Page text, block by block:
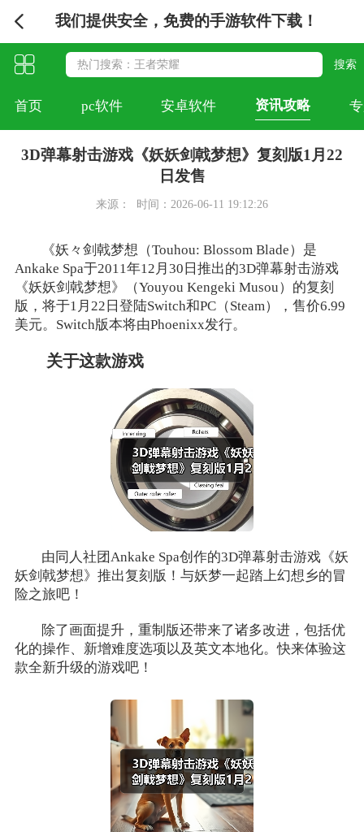
我们提供安全，免费的手游软件下载！
首页 pc软件 安卓软件 资讯攻略
3D弹幕射击游戏《妖妖剑戟梦想》复刻版1月22
日发售
来源： 时间：2026-06-11 19:12:26
《妖々剑戟梦想（Touhou: Blossom Blade）是
Ankake Spa于2011年12月30日推出的3D弹幕射击游戏
《妖妖剑戟梦想》（Youyou Kengeki Musou）的复刻
版，将于1月22日登陆Switch和PC（Steam），售价6.99
美元。Switch版本将由Phoenixx发行。
关于这款游戏
由同人社团Ankake Spa创作的3D弹幕射击游戏《妖
妖剑戟梦想》推出复刻版！与妖梦一起踏上幻想乡的冒
险之旅吧！
除了画面提升，重制版还带来了诸多改进，包括优
化的操作、新增难度选项以及英文本地化。快来体验这
款全新升级的游戏吧！